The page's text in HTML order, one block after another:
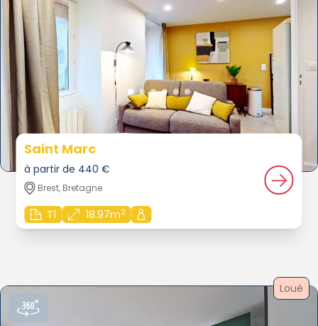
Saint Marc
à partir de 440 €
Brest, Bretagne
T1 18.97m2
Loué